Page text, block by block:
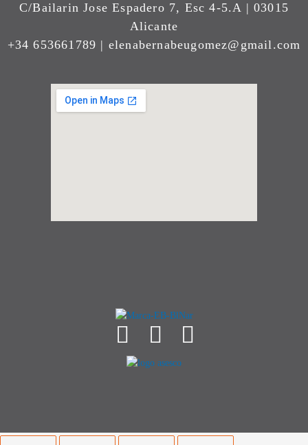
C/Bailarin Jose Espadero 7, Esc 4-5.A | 03015
Alicante
+34 653661789 | elenabernabeugomez@gmail.com